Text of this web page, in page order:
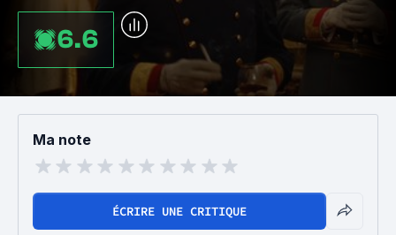
6.6
Ma note
ÉCRIRE UNE CRITIQUE